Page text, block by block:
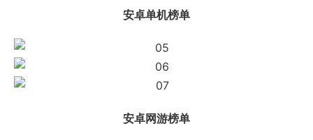
安卓单机榜单
安卓网游榜单